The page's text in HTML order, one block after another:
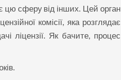
цю сферу від інших. Цей орган
комісії, яка розглядає
ліцензії. Як бачите, процес